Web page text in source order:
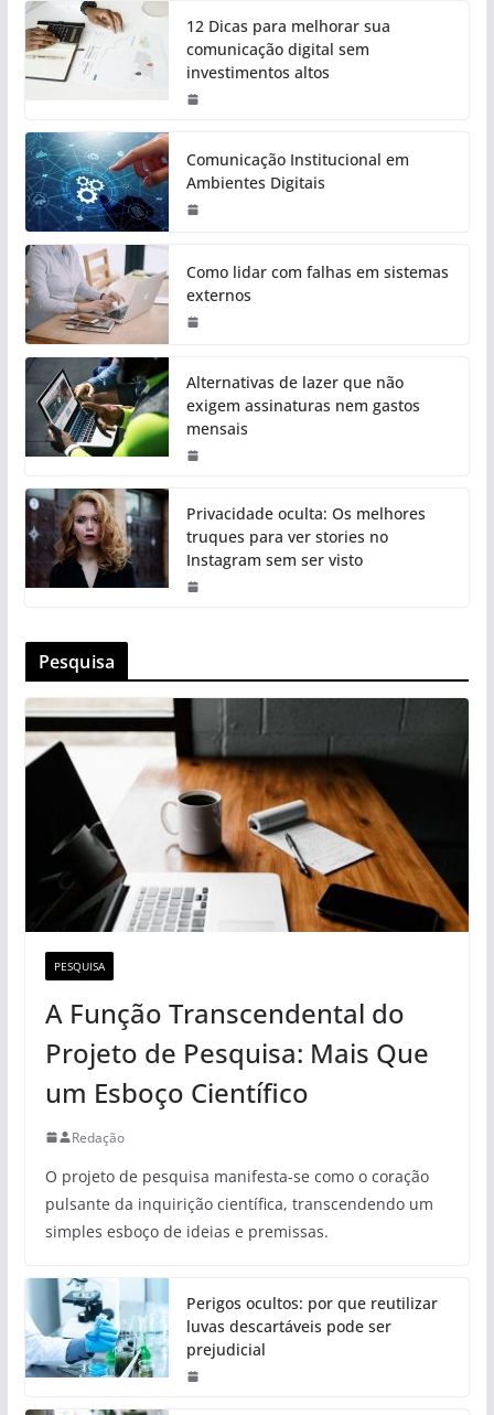
12 Dicas para melhorar sua
comunicação digital sem
investimentos altos
Comunicação Institucional em
Ambientes Digitais
Como lidar com falhas em sistemas
externos
Alternativas de lazer que não
exigem assinaturas nem gastos
mensais
Privacidade oculta: Os melhores
truques para ver stories no
Instagram sem ser visto
Pesquisa
PESQUISA
A Função Transcendental do
Projeto de Pesquisa: Mais Que
um Esboço Científico
Redação
O projeto de pesquisa manifesta-se como o coração
pulsante da inquirição científica, transcendendo um
simples esboço de ideias e premissas.
Perigos ocultos: por que reutilizar
luvas descartáveis pode ser
prejudicial